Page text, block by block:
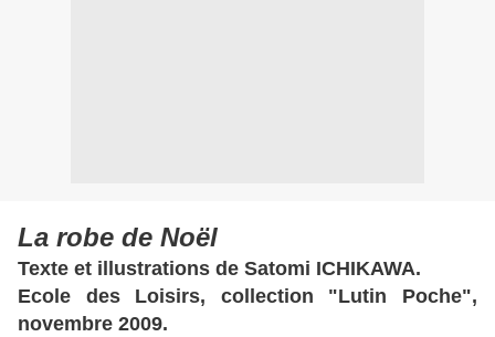
La robe de Noël
Texte et illustrations de Satomi ICHIKAWA.
Ecole des Loisirs, collection "Lutin Poche",
novembre 2009.